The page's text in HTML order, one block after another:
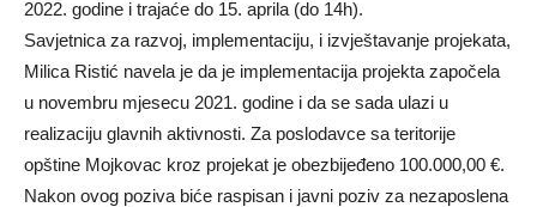
2022. godine i trajaće do 15. aprila (do 14h).
Savjetnica za razvoj, implementaciju, i izvještavanje projekata,
Milica Ristić navela je da je implementacija projekta započela
u novembru mjesecu 2021. godine i da se sada ulazi u
realizaciju glavnih aktivnosti. Za poslodavce sa teritorije
opštine Mojkovac kroz projekat je obezbijeđeno 100.000,00 €.
Nakon ovog poziva biće raspisan i javni poziv za nezaposlena